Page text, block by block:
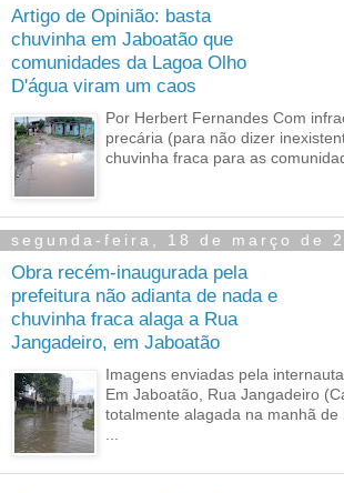
Artigo de Opinião: basta
chuvinha em Jaboatão que
comunidades da Lagoa Olho
D'água viram um caos
Por Herbert Fernandes Com
precária (para não dizer
chuvinha fraca para as
segunda-feira, 18 de março de
Obra recém-inaugurada pela
prefeitura não adianta de nada e
chuvinha fraca alaga a Rua
Jangadeiro, em Jaboatão
Imagens enviadas pela
Em Jaboatão, Rua Jangadeiro
totalmente alagada na manhã de